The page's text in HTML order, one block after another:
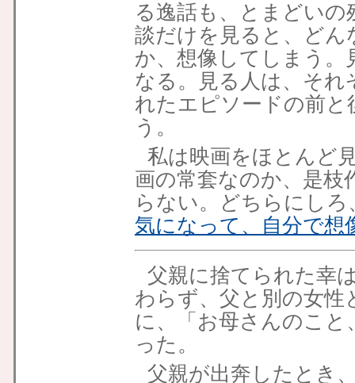
る逸話も、とまどい
談だけを見ると、ど
か、想像してしまう
なる。見る人は、それ
れたエピソードの前
う。
私は映画をほとんど
画の常套なのか、是枝
らない。どちらにしろ
気になって、自分で想
父親に捨てられた幸
わらず、 父と別の女性
に、「お母さんのこと
った。
父親が出奔したとき